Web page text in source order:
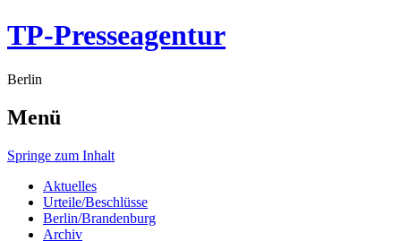
TP-Presseagentur
Berlin
Menü
Springe zum Inhalt
Aktuelles
Urteile/Beschlüsse
Berlin/Brandenburg
Archiv